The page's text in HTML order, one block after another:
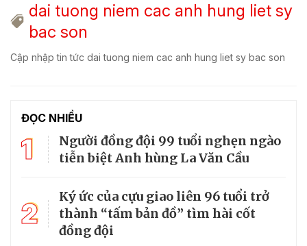
dai tuong niem cac anh hung liet sy
bac son
Cập nhập tin tức dai tuong niem cac anh hung liet sy bac son
ĐỌC NHIỀU
1
Người đồng đội 99 tuổi nghẹn ngào
tiễn biệt Anh hùng La Văn Cầu
2
Ký ức của cựu giao liên 96 tuổi trở
thành “tấm bản đồ” tìm hài cốt
đồng đội